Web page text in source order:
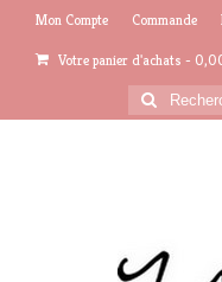
Mon Compte Commande
Votre panier d'achats -
Rechercher
: